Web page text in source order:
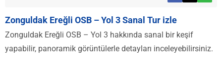
Zonguldak Ereğli OSB – Yol 3 Sanal Tur izle
Zonguldak Ereğli OSB – Yol 3 hakkında sanal bir keşif
yapabilir, panoramik görüntülerle detayları inceleyebilirsiniz.